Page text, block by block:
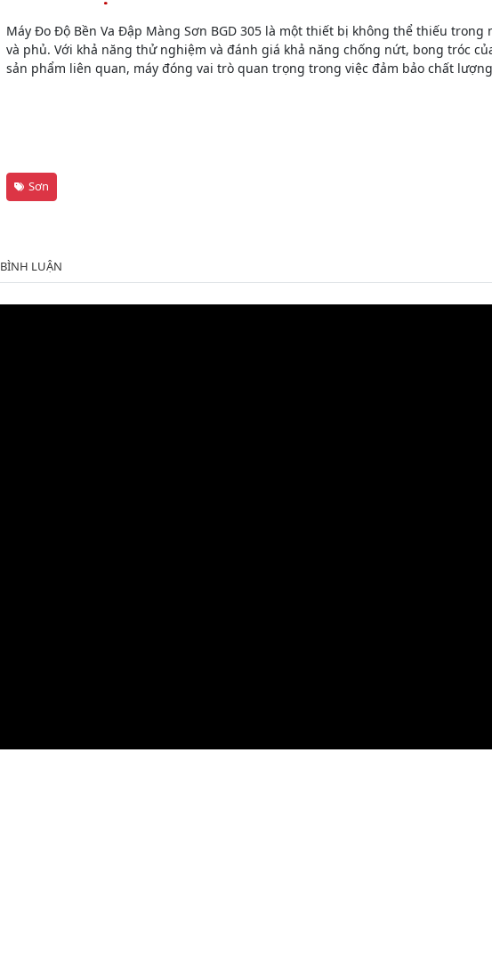
Máy Đo Độ Bền Va Đập Màng Sơn BGD 305 là một thiết bị không thể thiếu
và phủ. Với khả năng thử nghiệm và đánh giá khả năng chống nứt, bong tróc
sản phẩm liên quan, máy đóng vai trò quan trọng trong việc đảm bảo chất
Sơn
BÌNH LUẬN